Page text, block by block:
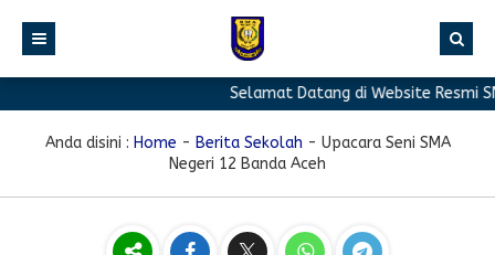
PROFIL
Selamat Datang di Website Resmi
Anda disini : Home - Berita Sekolah - Upacara Seni SMA
Negeri 12 Banda Aceh